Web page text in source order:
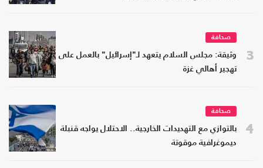
3
صحافة
وثيقة: مجلس السلام يتعهد لـ"إسرائيل" بالعمل على
تهجير أهالي غزة
4
صحافة
بالتوازي مع التهديدات الخارجية.. الاحتلال يواجه قنبلة
ديموغرافية موقوتة